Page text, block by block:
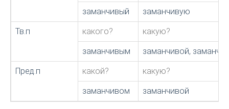
заманчивый заманчивую
Тв.п какого? какую?
заманчивым заманчивой,
Пред.п какой? какую?
заманчивом заманчивой